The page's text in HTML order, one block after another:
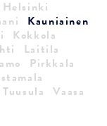
Helsinki
Kauniainen
Kokkola
Laitila
Pirkkala
Tuusula
Vaasa